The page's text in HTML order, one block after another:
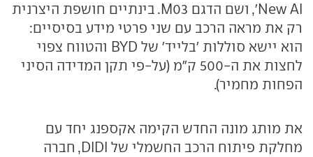
New AI', ושם הדגם M03. בינתיים חושפת היצרנית
רק את מראה הרכב עם שני פרטי מידע בסיסיים:
הוא יישא סוללות 'בלייד' של BYD והטווח צפוי
לחצות את ה-500 ק"מ (על-פי תקן המדידה הסיני
הפחות מחמיר).
את מותג מונה החדש הקימה אקספנג יחד עם
מחלקת פיתוח הרכב החשמלי של DIDI, חברה